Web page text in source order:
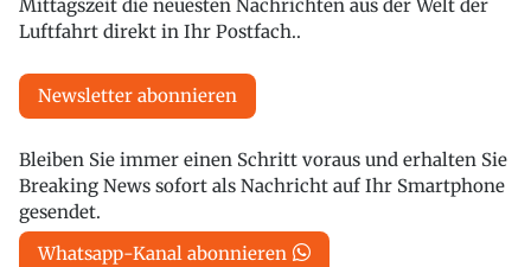
Mittagszeit die neuesten Nachrichten aus der Welt der
Luftfahrt direkt in Ihr Postfach..
Newsletter abonnieren
Bleiben Sie immer einen Schritt voraus und erhalten Sie
Breaking News sofort als Nachricht auf Ihr Smartphone
gesendet.
Whatsapp-Kanal abonnieren